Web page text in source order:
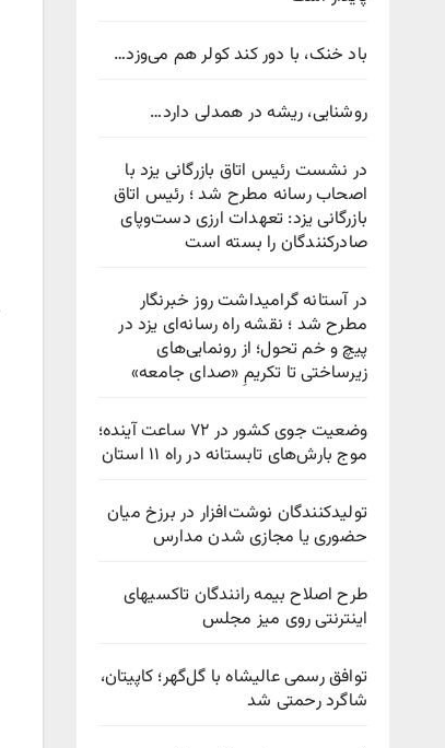
باد خنک، با دور کند کولر هم می‌وزد…
روشنایی، ریشه در همدلی دارد…
در نشست رئیس اتاق بازرگانی یزد با
اصحاب رسانه مطرح شد ؛ رئیس اتاق
بازرگانی یزد: تعهدات ارزی دست‌وپای
صادرکنندگان را بسته است
در آستانه گرامیداشت روز خبرنگار
مطرح شد ؛ نقشه راه رسانه‌ای یزد در
پیچ‌ و خم تحول؛ از رونمایی‌های
زیرساختی تا تکریمِ «صدای جامعه»
وضعیت جوی کشور در ۷۲ ساعت آینده؛
موج بارش‌های تابستانه در راه ۱۱ استان
تولیدکنندگان نوشت‌افزار در برزخ میان
حضوری یا مجازی شدن مدارس
طرح اصلاح بیمه رانندگان تاکسیهای
اینترنتی روی میز مجلس
توافق رسمی عالیشاه با گل‌گهر؛ کاپیتان،
شاگرد رحمتی شد